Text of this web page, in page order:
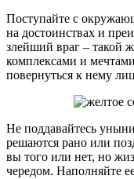
Поступайте с
на достоинствах и
злейший враг – такой
комплексами и
повернуться к нему
Не поддавайтесь
решаются рано или
вы того или нет, но
чередом. Наполняйте